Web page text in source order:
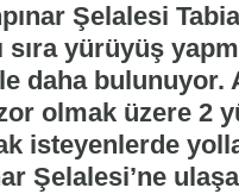
Şelalesi
sıra yürüyüş
daha bulunuyor.
olmak üzere 2
isteyenlerde
Şelalesi’ne